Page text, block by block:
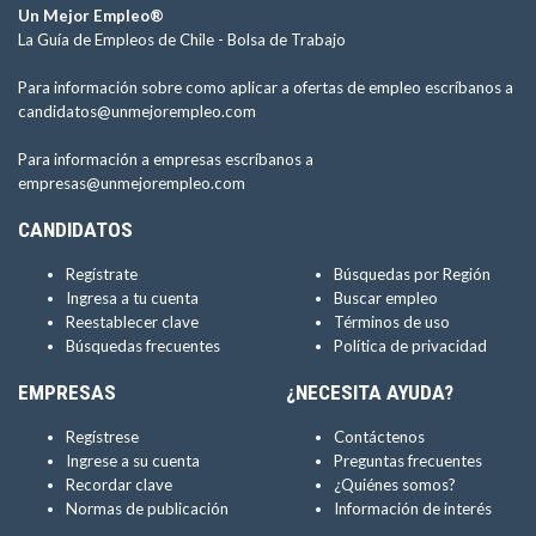
Un Mejor Empleo®
La Guía de Empleos de Chile - Bolsa de Trabajo
Para información sobre como aplicar a ofertas de empleo escríbanos a
candidatos@unmejorempleo.com
Para información a empresas escríbanos a
empresas@unmejorempleo.com
CANDIDATOS
Regístrate
Ingresa a tu cuenta
Reestablecer clave
Búsquedas frecuentes
Búsquedas por Región
Buscar empleo
Términos de uso
Política de privacidad
EMPRESAS
Regístrese
Ingrese a su cuenta
Recordar clave
Normas de publicación
¿NECESITA AYUDA?
Contáctenos
Preguntas frecuentes
¿Quiénes somos?
Información de interés